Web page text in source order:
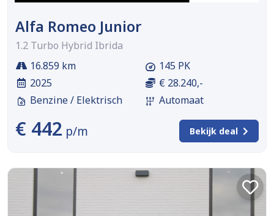
Alfa Romeo Junior
1.2 Turbo Hybrid Ibrida
16.859 km
2025
Benzine / Elektrisch
145 PK
€ 28.240,-
Automaat
€ 442 p/m Bekijk deal